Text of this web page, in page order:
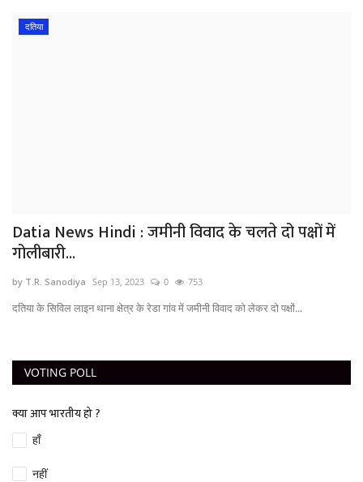
दतिया
Datia News Hindi : जमीनी विवाद के चलते दो पक्षों में
गोलीबारी...
by T.R. Sanodiya Sep 13, 2023 0 753
दतिया के सिविल लाइन थाना क्षेत्र के रेडा गांव में जमीनी विवाद को लेकर दो पक्षों...
VOTING POLL
क्या आप भारतीय हो ?
हाँ
नहीं